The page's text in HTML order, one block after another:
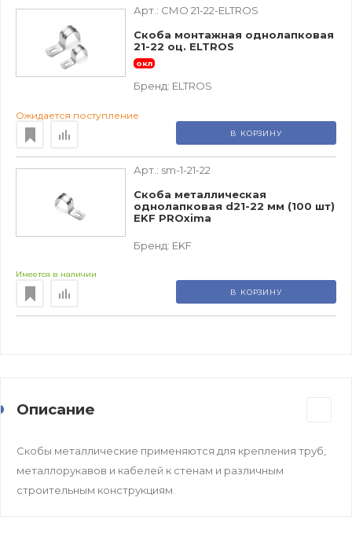
Арт.: СМО 21-22-ELTROS
Скоба монтажная однолапковая
21-22 оц. ELTROS
окл
Бренд: ELTROS
Ожидается поступление
В КОРЗИНУ
Арт.: sm-1-21-22
Скоба металлическая
однолапковая d21-22 мм (100 шт)
EKF PROxima
Бренд: EKF
Имеется в наличии
В КОРЗИНУ
Описание
Скобы металлические применяются для крепления труб,
металлорукавов и кабелей к стенам и различным
строительным конструкциям.